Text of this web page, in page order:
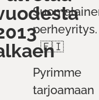
perheyritys.
🇫🇮
Pyrimme
tarjoamaan